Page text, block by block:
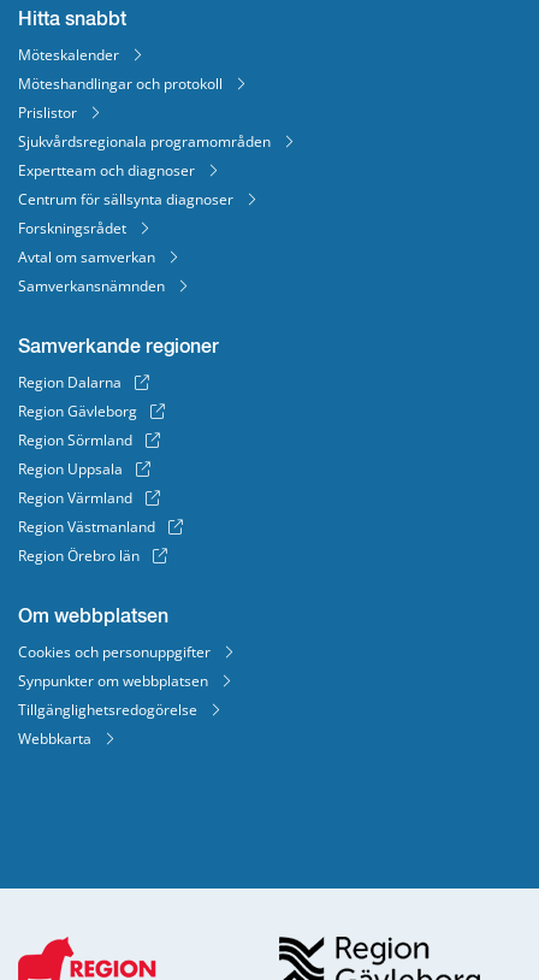
Hitta snabbt
Möteskalender
Möteshandlingar och protokoll
Prislistor
Sjukvårdsregionala programområden
Expertteam och diagnoser
Centrum för sällsynta diagnoser
Forskningsrådet
Avtal om samverkan
Samverkansnämnden
Samverkande regioner
Region Dalarna
Region Gävleborg
Region Sörmland
Region Uppsala
Region Värmland
Region Västmanland
Region Örebro län
Om webbplatsen
Cookies och personuppgifter
Synpunkter om webbplatsen
Tillgänglighetsredogörelse
Webbkarta